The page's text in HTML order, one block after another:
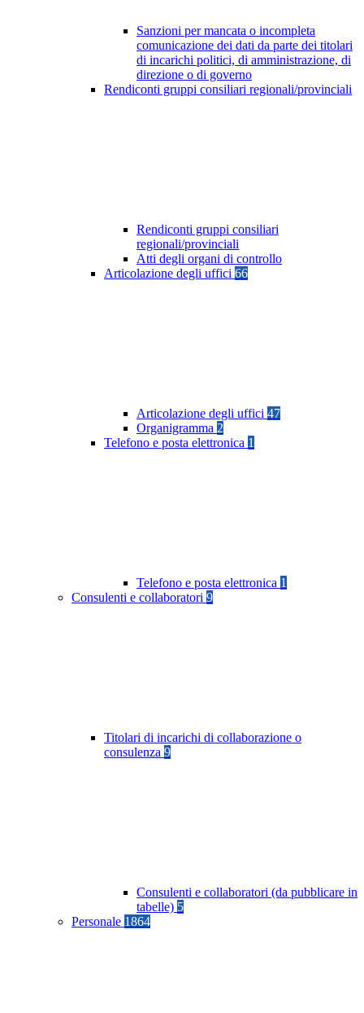
Sanzioni per mancata o incompleta
comunicazione dei dati da parte dei titolari
di incarichi politici, di amministrazione, di
direzione o di governo
Rendiconti gruppi consiliari regionali/provinciali
Rendiconti gruppi consiliari
regionali/provinciali
Atti degli organi di controllo
Articolazione degli uffici 66
Articolazione degli uffici 47
Organigramma 2
Telefono e posta elettronica 1
Telefono e posta elettronica 1
Consulenti e collaboratori 9
Titolari di incarichi di collaborazione o
consulenza 9
Consulenti e collaboratori (da pubblicare in
tabelle) 5
Personale 1864